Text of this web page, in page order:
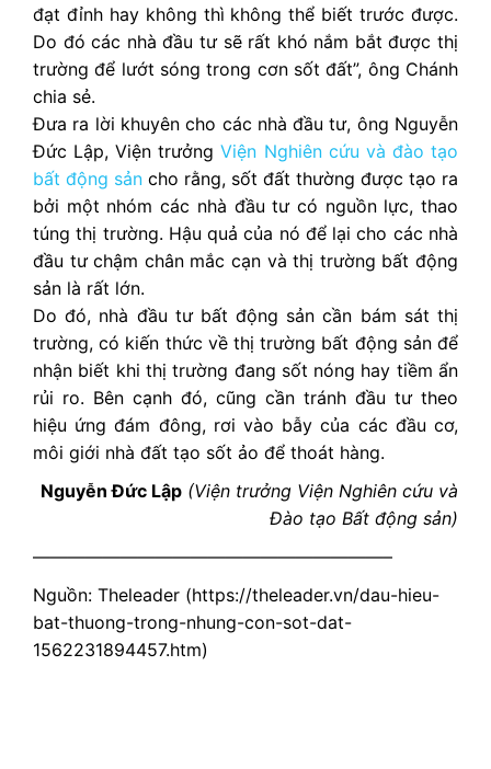
đạt đỉnh hay không thì không thể biết trước được.
Do đó các nhà đầu tư sẽ rất khó nắm bắt được thị
trường để lướt sóng trong cơn sốt đất”, ông Chánh
chia sẻ.
Đưa ra lời khuyên cho các nhà đầu tư, ông Nguyễn
Đức Lập, Viện trưởngViện Nghiên cứu và đào tạo
bất động sản cho rằng, sốt đất thường được tạo ra
bởi một nhóm các nhà đầu tư có nguồn lực, thao
túng thị trường. Hậu quả của nó để lại cho các nhà
đầu tư chậm chân mắc cạn và thị trường bất động
sản là rất lớn.
Do đó, nhà đầu tư bất động sản cần bám sát thị
trường, có kiến thức về thị trường bất động sản để
nhận biết khi thị trường đang sốt nóng hay tiềm ẩn
rủi ro. Bên cạnh đó, cũng cần tránh đầu tư theo
hiệu ứng đám đông, rơi vào bẫy của các đầu cơ,
môi giới nhà đất tạo sốt ảo để thoát hàng.
Nguyễn Đức Lập (Viện trưởng Viện Nghiên cứu và
Đào tạo Bất động sản)
————————————————————–
Nguồn: Theleader (https://theleader.vn/dau-hieu-
bat-thuong-trong-nhung-con-sot-dat-
1562231894457.htm)